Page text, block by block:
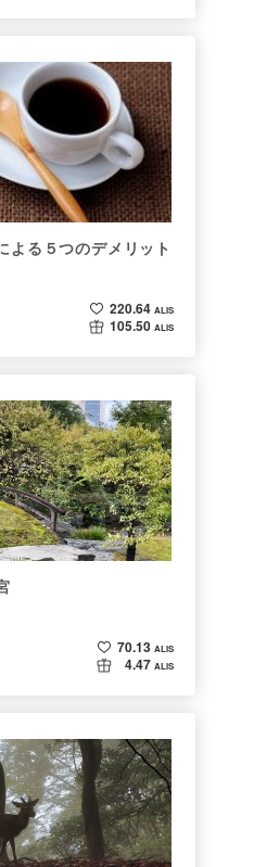
よる５つのデメリット
220.64 ALIS
105.50 ALIS
70.13 ALIS
4.47 ALIS